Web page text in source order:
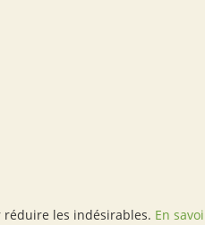
réduire les indésirables. En